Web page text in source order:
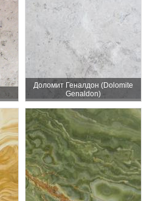
Доломит Геналдон (Dolomite
Genaldon)